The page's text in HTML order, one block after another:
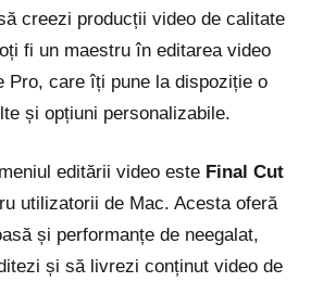
creezi producții video de calitate
fi un maestru în editarea video
Pro, care îți pune la dispoziție o
și opțiuni personalizabile.
editării video este Final Cut
utilizatorii de Mac. Acesta oferă
și performanțe de neegalat,
și să livrezi conținut video de